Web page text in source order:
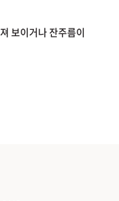
보이거나 잔주름이